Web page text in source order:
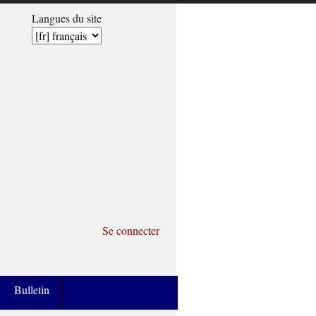
Se connecter
Langues du site
Bulletin